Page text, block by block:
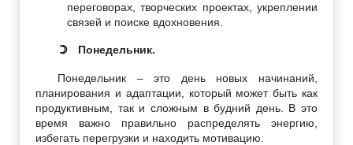
переговорах, творческих проектах, укреплении
связей и поиске вдохновения.
☽ Понедельник.
Понедельник – это день новых начинаний,
планирования и адаптации, который может быть как
продуктивным, так и сложным в будний день. В это
время важно правильно распределять энергию,
избегать перегрузки и находить мотивацию.